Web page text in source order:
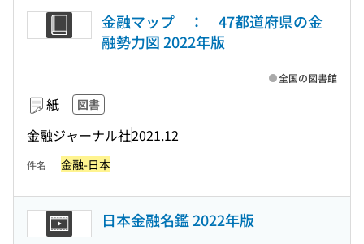
金融マップ ： 47都道府県の金
融勢力図 2022年版
紙 図書
金融ジャーナル社2021.12
全国の図書館
件名 金融-日本
日本金融名鑑 2022年版